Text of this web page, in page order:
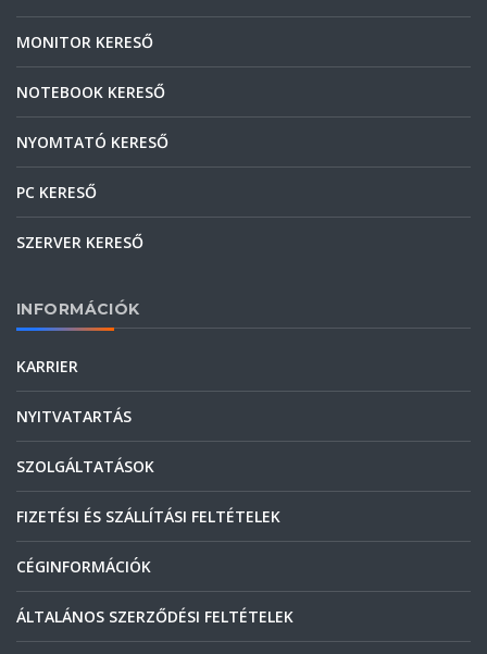
MONITOR KERESŐ
NOTEBOOK KERESŐ
NYOMTATÓ KERESŐ
PC KERESŐ
SZERVER KERESŐ
INFORMÁCIÓK
KARRIER
NYITVATARTÁS
SZOLGÁLTATÁSOK
FIZETÉSI ÉS SZÁLLÍTÁSI FELTÉTELEK
CÉGINFORMÁCIÓK
ÁLTALÁNOS SZERZŐDÉSI FELTÉTELEK